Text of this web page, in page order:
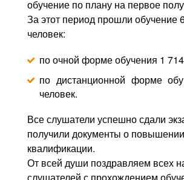
обучение по плану на первое
За этот период прошли обучение
человек:
по очной форме обучения 1
по дистанционной форме
человек.
Все слушатели успешно сдали
получили документы о повышении
квалификации.
От всей души поздравляем всех